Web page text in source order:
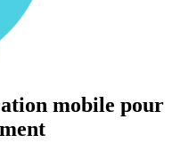
mobile pour